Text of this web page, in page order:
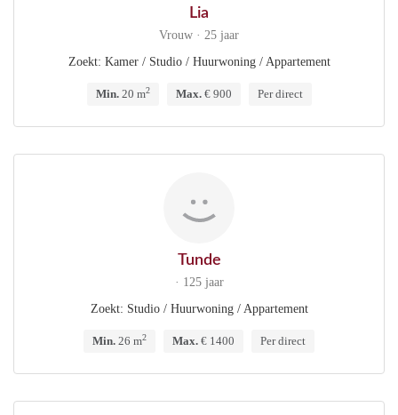
Lia
Vrouw · 25 jaar
Zoekt: Kamer / Studio / Huurwoning / Appartement
Min.20 m2 Max.€ 900 Per direct
Tunde
· 125 jaar
Zoekt: Studio / Huurwoning / Appartement
Min. 26 m2 Max. € 1400 Per direct